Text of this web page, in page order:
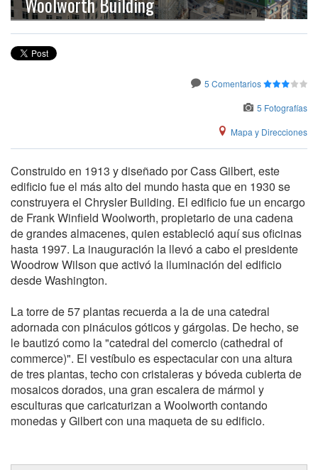
5 Comentarios
5 Fotografías
Mapa y Direcciones
Construido en 1913 y diseñado por Cass Gilbert, este
edificio fue el más alto del mundo hasta que en 1930 se
construyera el Chrysler Building. El edificio fue un encargo
de Frank Winfield Woolworth, propietario de una cadena
de grandes almacenes, quien estableció aquí sus oficinas
hasta 1997. La inauguración la llevó a cabo el presidente
Woodrow Wilson que activó la iluminación del edificio
desde Washington.
La torre de 57 plantas recuerda a la de una catedral
adornada con pináculos góticos y gárgolas. De hecho, se
le bautizó como la "catedral del comercio (cathedral of
commerce)". El vestíbulo es espectacular con una altura
de tres plantas, techo con cristaleras y bóveda cubierta de
mosaicos dorados, una gran escalera de mármol y
esculturas que caricaturizan a Woolworth contando
monedas y Gilbert con una maqueta de su edificio.